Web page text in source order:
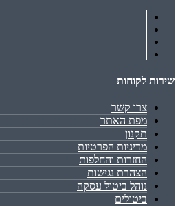
שירות לקוחות
צרו קשר
מפת האתר
תקנון
מדיניות הפרטיות
החזרות והחלפות
הצהרת נגישות
נוהל ביטול עסקה
ביטולים